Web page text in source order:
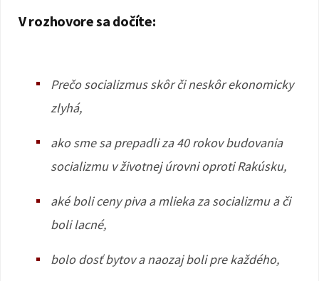
V rozhovore sa dočíte:
Prečo socializmus skôr či neskôr ekonomicky
zlyhá,
ako sme sa prepadli za 40 rokov budovania
socializmu v životnej úrovni oproti Rakúsku,
aké boli ceny piva a mlieka za socializmu a či
boli lacné,
bolo dosť bytov a naozaj boli pre každého,